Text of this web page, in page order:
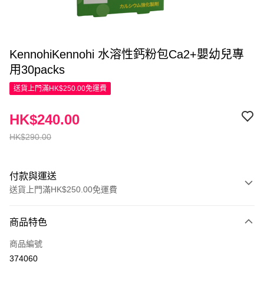
KennohiKennohi 水溶性鈣粉包Ca2+嬰幼兒專
用30packs
送貨上門滿HK$250.00免運費
HK$290.00
HK$240.00
付款與運送
送貨上門滿HK$250.00免運費
信用卡
Apple Pay
商品特色
商品編號
374060